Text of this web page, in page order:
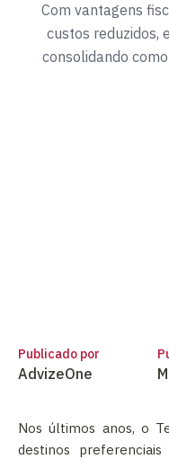
Com vantagens
custos reduzidos,
consolidando
Publicado por
AdvizeOne
Nos últimos anos, o
destinos